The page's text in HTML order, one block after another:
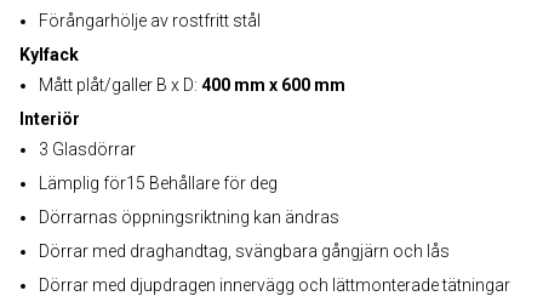
Förångarhölje av rostfritt stål
Kylfack
Mått plåt/galler B x D: 400 mm x 600 mm
Interiör
3 Glasdörrar
Lämplig för15 Behållare för deg
Dörrarnas öppningsriktning kan ändras
Dörrar med draghandtag, svängbara gångjärn och lås
Dörrar med djupdragen innervägg och lättmonterade tätningar